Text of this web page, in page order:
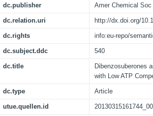
dc.publisher Amer Chemical Soc
dc.relation.uri http://dx.doi.org/
dc.rights info:eu-repo/
dc.subject.ddc 540
dc.title
Dibenzosuberones
with Low ATP
dc.type Article
utue.quellen.id